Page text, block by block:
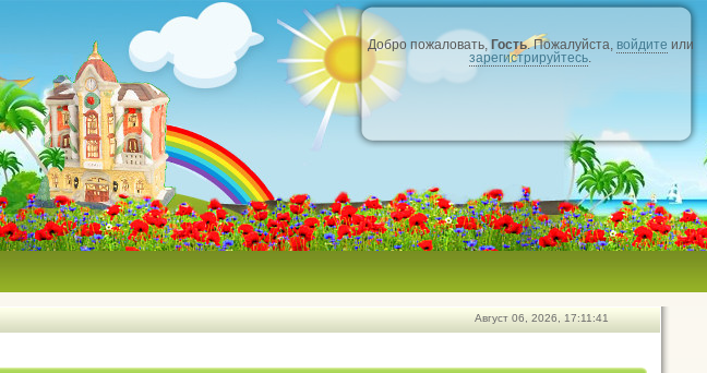
Добро пожаловать,Гость. Пожалуйста, войдите или
зарегистрируйтесь.
Август 06, 2026, 17:11:41